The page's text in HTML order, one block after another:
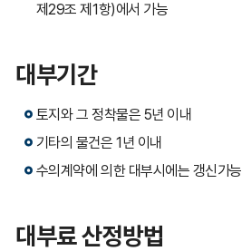
제29조 제1항)에서 가능
대부기간
토지와 그 정착물은 5년 이내
기타의 물건은 1년 이내
수의계약에 의한 대부시에는 갱신가능
대부료 산정방법